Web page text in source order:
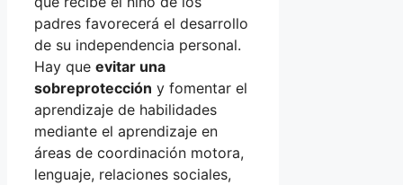
padres favorecerá el desarrollo
de su independencia personal.
Hay que evitar una
sobreprotección y fomentar el
aprendizaje de habilidades
mediante el aprendizaje en
áreas de coordinación motora,
lenguaje, relaciones sociales,